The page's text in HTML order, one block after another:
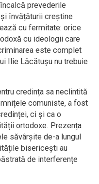
prevederile
și învățăturii creștine
cu fermitate: orice
cu ideologii care
este complet
Ilie Lăcătușu nu trebuie
credința sa neclintită
comuniste, a fost
ci și ca o
ortodoxe. Prezența
săvârșite de-a lungul
bisericești au
de interferențe